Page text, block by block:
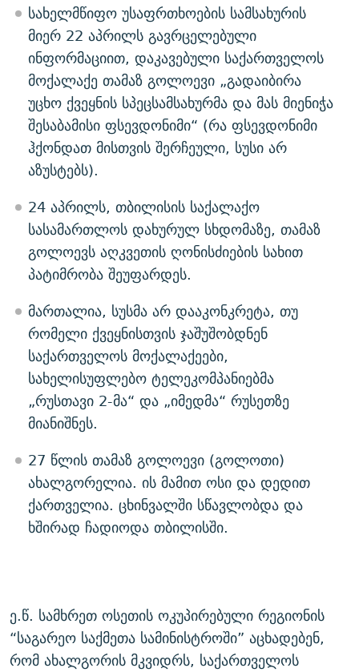
სახელმწიფო უსაფრთხოების სამსახურის
მიერ 22 აპრილს გავრცელებული
ინფორმაციით, დაკავებული საქართველოს
მოქალაქე თამაზ გოლოევი „გადაიბირა
უცხო ქვეყნის სპეცსამსახურმა და მას მიენიჭა
შესაბამისი ფსევდონიმი“ (რა ფსევდონიმი
ჰქონდათ მისთვის შერჩეული, სუსი არ
აზუსტებს).
24 აპრილს, თბილისის საქალაქო
სასამართლოს დახურულ სხდომაზე, თამაზ
გოლოევს აღკვეთის ღონისძიების სახით
პატიმრობა შეუფარდეს.
მართალია, სუსმა არ დააკონკრეტა, თუ
რომელი ქვეყნისთვის ჯაშუშობდნენ
საქართველოს მოქალაქეები,
სახელისუფლებო ტელეკომპანიებმა
„რუსთავი 2-მა“ და „იმედმა“ რუსეთზე
მიანიშნეს.
27 წლის თამაზ გოლოევი (გოლოთი)
ახალგორელია. ის მამით ოსი და დედით
ქართველია. ცხინვალში სწავლობდა და
ხშირად ჩადიოდა თბილისში.
ე.წ. სამხრეთ ოსეთის ოკუპირებული რეგიონის
“საგარეო საქმეთა სამინისტროში” აცხადებენ,
რომ ახალგორის მკვიდრს, საქართველოს